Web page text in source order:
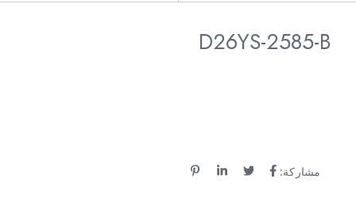
D26YS-2585-B
مشاركة: